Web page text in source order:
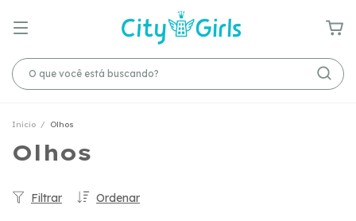
Início / Olhos
Olhos
Ordenar
Filtrar